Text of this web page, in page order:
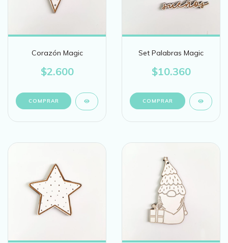
Corazón Magic
$2.600
COMPRAR
Set Palabras Magic
$10.360